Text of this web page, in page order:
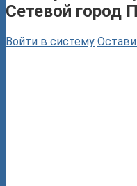
Сетевой город
Войти в систему